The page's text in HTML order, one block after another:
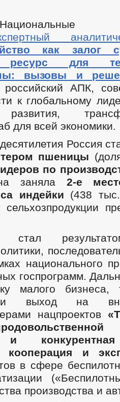
как залог
ресурс для
вызовы и
российский АПК,
к глобальному
для всей экономики.
Россия
пшеницы
по
заняла 2-е
индейки (438
сельхозпродукции
стал
национального
госпрограмм.
малого бизнеса,
и выход на
нацпроектов
и
кооперация и
в сфере
производства и